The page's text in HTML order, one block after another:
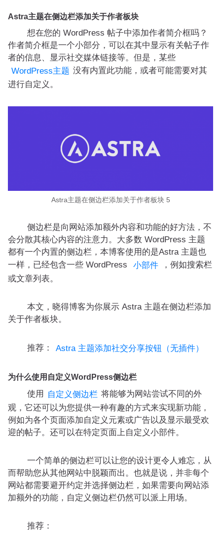
Astra主题在侧边栏添加关于作者板块
想在您的 WordPress 帖子中添加作者简介框吗？
作者简介框是一个小部分，可以在其中显示有关帖子作
者的信息、显示社交媒体链接等。但是，某些
WordPress主题 没有内置此功能，或者可能需要对其
进行自定义。
Astra主题在侧边栏添加关于作者板块 5
侧边栏是向网站添加额外内容和功能的好方法，不
会分散其核心内容的注意力。大多数 WordPress 主题
都有一个内置的侧边栏，本博客使用的是Astra 主题也
一样，已经包含一些 WordPress
小部件
，例如搜索栏
或文章列表。
本文，晓得博客为你展示 Astra 主题在侧边栏添加
关于作者板块。
推荐： Astra 主题添加社交分享按钮（无插件）
为什么使用自定义WordPress侧边栏
使用 自定义侧边栏 将能够为网站尝试不同的外
观，它还可以为您提供一种有趣的方式来实现新功能，
例如为各个页面添加自定义元素或广告以及显示最受欢
迎的帖子。还可以在特定页面上自定义小部件。
一个简单的侧边栏可以让您的设计更令人难忘，从
而帮助您从其他网站中脱颖而出。也就是说，并非每个
网站都需要避开约定并选择侧边栏，如果需要向网站添
加额外的功能，自定义侧边栏仍然可以派上用场。
推荐：